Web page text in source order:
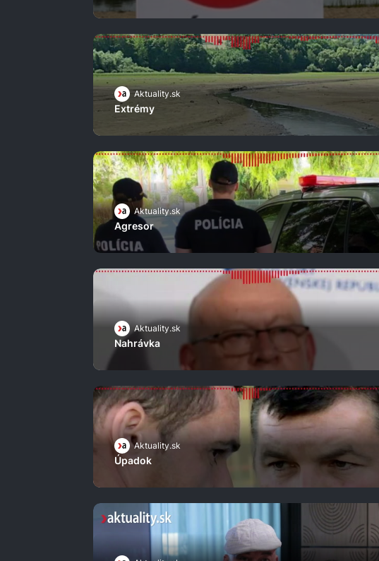
Aktuality.sk
Extrémy
Aktuality.sk
Agresor
Aktuality.sk
Nahrávka
Aktuality.sk
Úpadok